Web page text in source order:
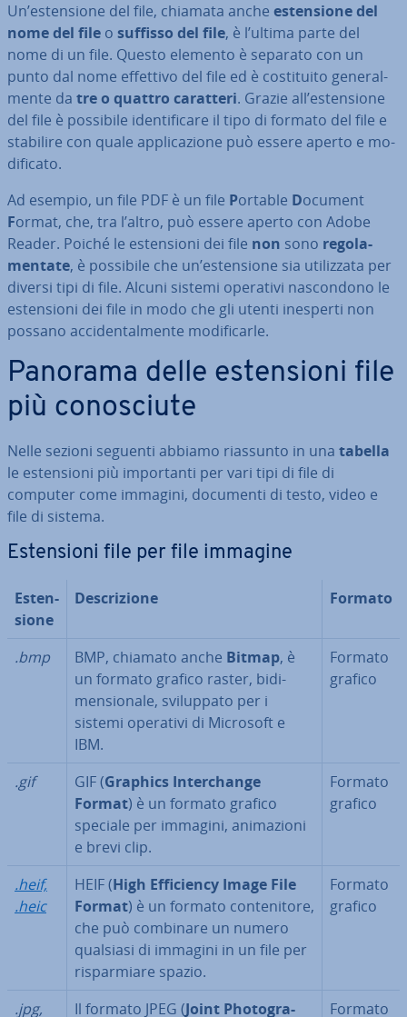
Un’esten­sio­ne del file, chiamata anche esten­sio­ne del
nome del file o suffisso del file, è l’ultima parte del
nome di un file. Questo elemento è separato con un
punto dal nome effettivo del file ed è co­sti­tui­to ge­ne­ral­
men­te da tre o quattro caratteri. Grazie all’esten­sio­ne
del file è possibile iden­ti­fi­ca­re il tipo di formato del file e
stabilire con quale ap­pli­ca­zio­ne può essere aperto e mo­
di­fi­ca­to.
Ad esempio, un file PDF è un file Portable Document
Format, che, tra l’altro, può essere aperto con Adobe
Reader. Poiché le esten­sio­ni dei file non sono re­go­la­
men­ta­te, è possibile che un’esten­sio­ne sia uti­liz­za­ta per
diversi tipi di file. Alcuni sistemi operativi na­scon­do­no le
esten­sio­ni dei file in modo che gli utenti inesperti non
possano ac­ci­den­tal­men­te mo­di­fi­car­le.
Panorama delle esten­sio­ni file
più co­no­sciu­te
Nelle sezioni seguenti abbiamo riassunto in una tabella
le esten­sio­ni più im­por­tan­ti per vari tipi di file di
computer come immagini, documenti di testo, video e
file di sistema.
Esten­sio­ni file per file immagine
Esten­
sio­ne
De­scri­zio­ne Formato
.bmp BMP, chiamato anche Bitmap, è
un formato grafico raster, bi­di­
men­sio­na­le, svi­lup­pa­to per i
sistemi operativi di Microsoft e
IBM.
Formato
grafico
.gif GIF (Graphics In­ter­chan­ge
Format) è un formato grafico
speciale per immagini, ani­ma­zio­ni
e brevi clip.
Formato
grafico
.heif,
.heic
HEIF (High Ef­fi­cien­cy Image File
Format) è un formato con­te­ni­to­re,
che può combinare un numero
qualsiasi di immagini in un file per
ri­spar­mia­re spazio.
Formato
grafico
.jpg,
Il formato JPEG (Joint Pho­to­gra­
Formato